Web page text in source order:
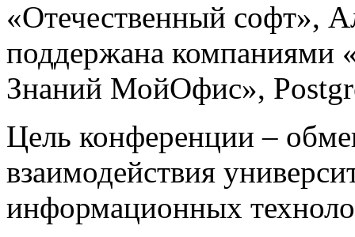
«Отечественный софт»,
поддержана компаниями
Знаний МойОфис»,
Цель конференции –
взаимодействия
информационных